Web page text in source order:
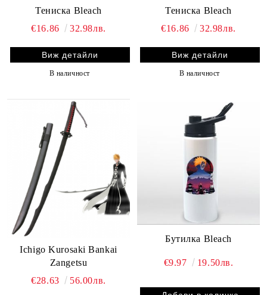
Тениска Bleach
€16.86
32.98лв.
Виж детайли
В наличност
Тениска Bleach
€16.86
32.98лв.
Виж детайли
В наличност
Ichigo Kurosaki Bankai
Zangetsu
€28.63
56.00лв.
Бутилка Bleach
€9.97 19.50лв.